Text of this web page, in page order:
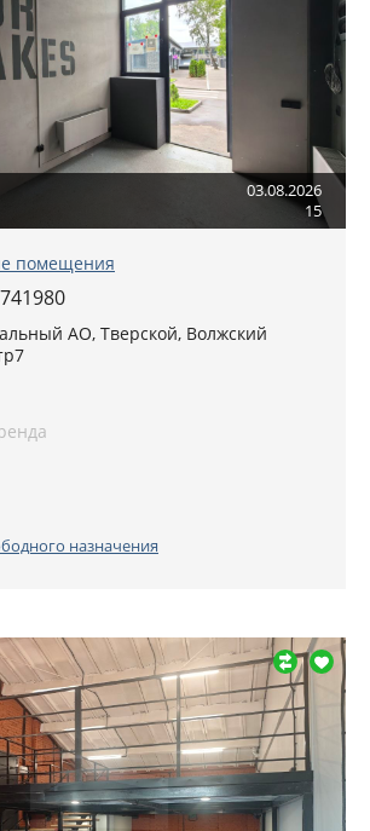
03.08.2026
15
помещения
АО, Тверской, Волжский
назначения